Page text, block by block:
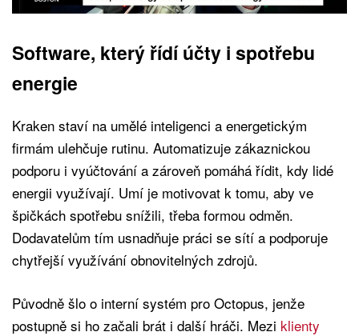
Software, který řídí účty i spotřebu
energie
Kraken staví na umělé inteligenci a energetickým
firmám ulehčuje rutinu. Automatizuje zákaznickou
podporu i vyúčtování a zároveň pomáhá řídit, kdy lidé
energii využívají. Umí je motivovat k tomu, aby ve
špičkách spotřebu snížili, třeba formou odměn.
Dodavatelům tím usnadňuje práci se sítí a podporuje
chytřejší využívání obnovitelných zdrojů.
Původně šlo o interní systém pro Octopus, jenže
postupně si ho začali brát i další hráči. Mezi klienty